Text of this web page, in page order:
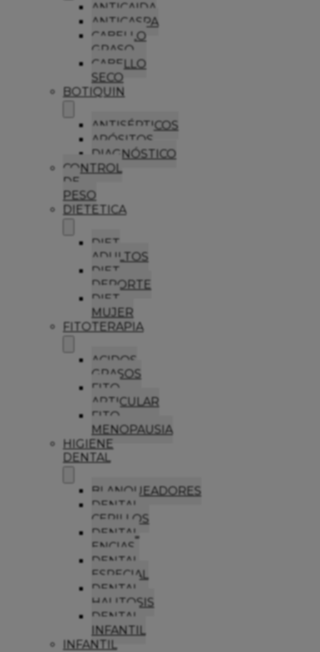
ANTICAIDA
ANTICASPA
CABELLO
GRASO
CABELLO
SECO
BOTIQUIN
ANTISÉPTICOS
APÓSITOS
DIAGNÓSTICO
CONTROL
DE
PESO
DIETETICA
DIET
ADULTOS
DIET
DEPORTE
DIET
MUJER
FITOTERAPIA
ACIDOS
GRASOS
FITO
ARTICULAR
FITO
MENOPAUSIA
HIGIENE
DENTAL
BLANQUEADORES
DENTAL
CEPILLOS
DENTAL
ENCIAS
DENTAL
ESPECIAL
DENTAL
HALITOSIS
DENTAL
INFANTIL
INFANTIL